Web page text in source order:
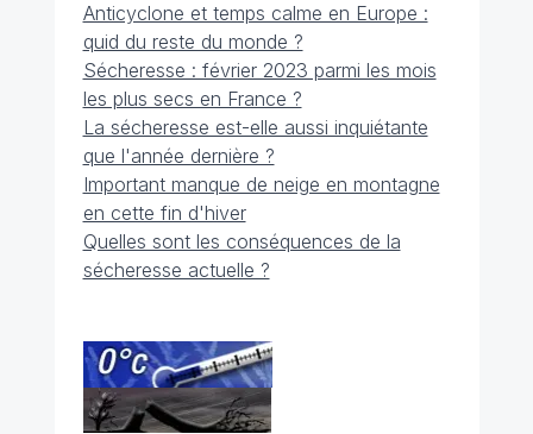
Anticyclone et temps calme en Europe :
quid du reste du monde ?
Sécheresse : février 2023 parmi les mois
les plus secs en France ?
La sécheresse est-elle aussi inquiétante
que l'année dernière ?
Important manque de neige en montagne
en cette fin d'hiver
Quelles sont les conséquences de la
sécheresse actuelle ?